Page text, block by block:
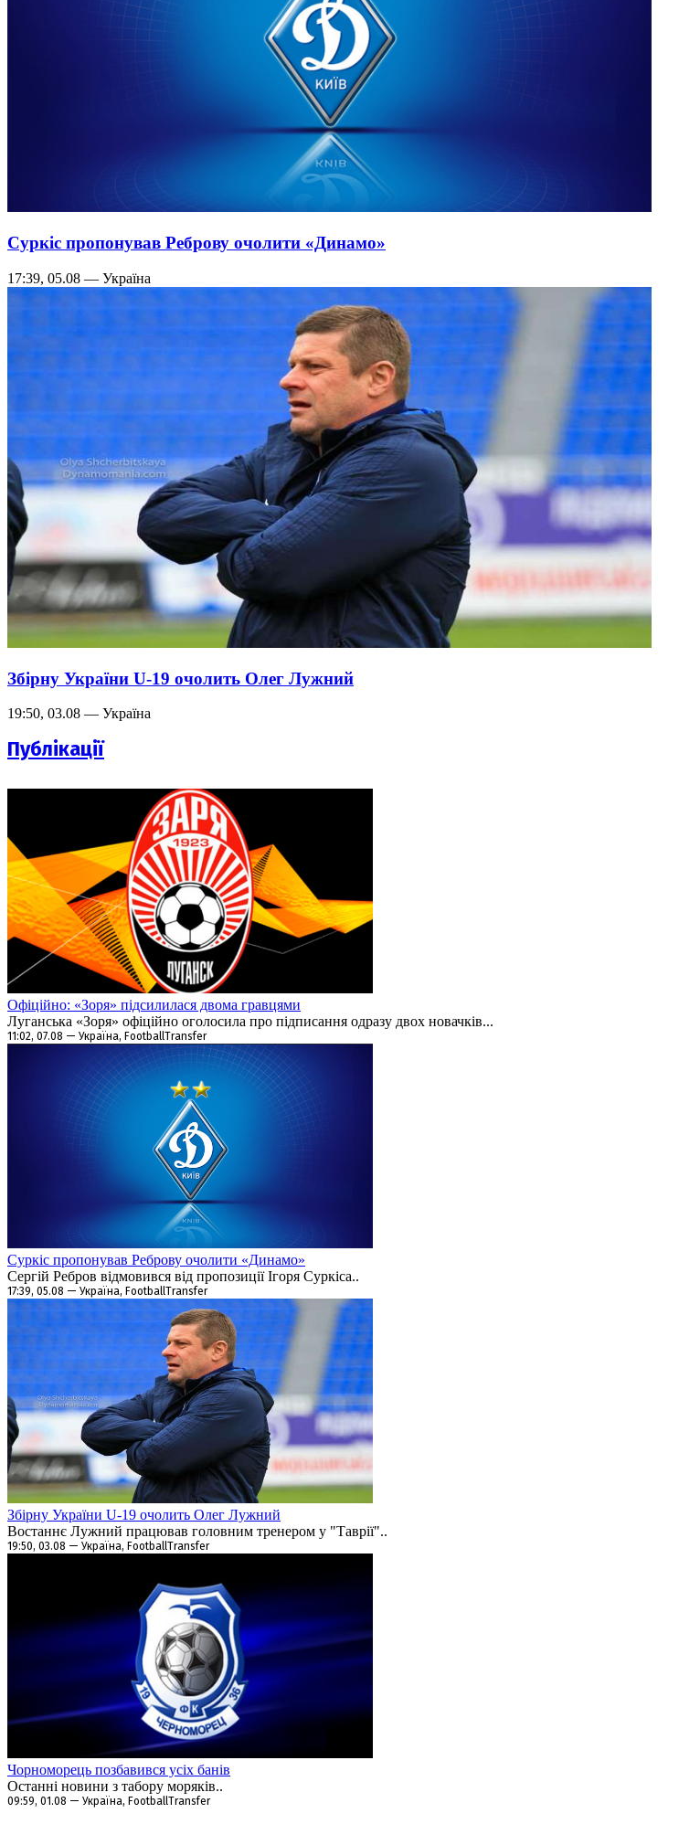
Суркіс пропонував Реброву очолити «Динамо»
17:39, 05.08 — Україна
Збірну України U-19 очолить Олег Лужний
19:50, 03.08 — Україна
Публікації
Офіційно: «Зоря» підсилилася двома гравцями
Луганська «Зоря» офіційно оголосила про підписання одразу двох новачків...
11:02, 07.08 — Україна, FootballTransfer
Суркіс пропонував Реброву очолити «Динамо»
Сергій Ребров відмовився від пропозиції Ігоря Суркіса..
17:39, 05.08 — Україна, FootballTransfer
Збірну України U-19 очолить Олег Лужний
Востаннє Лужний працював головним тренером у "Таврії"..
19:50, 03.08 — Україна, FootballTransfer
Чорноморець позбавився усіх банів
Останні новини з табору моряків..
09:59, 01.08 — Україна, FootballTransfer